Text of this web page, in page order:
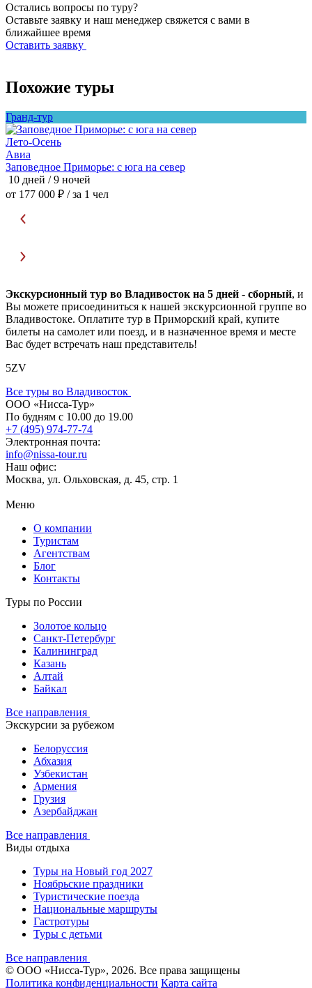
Остались вопросы по туру?
Оставьте заявку и наш менеджер свяжется с вами в
ближайшее время
Оставить заявку
Похожие туры
Гранд-тур
Лето-Осень
Авиа
Заповедное Приморье: с юга на север
10 дней / 9 ночей
от 177 000 ₽ / за 1 чел
Экскурсионный тур во Владивосток на 5 дней - сборный, и
Вы можете присоединиться к нашей экскурсионной группе во
Владивостоке. Оплатите тур в Приморский край, купите
билеты на самолет или поезд, и в назначенное время и месте
Вас будет встречать наш представитель!
5ZV
Все туры во Владивосток
ООО «Нисса-Тур»
По будням с 10.00 до 19.00
+7 (495) 974-77-74
Электронная почта:
info@nissa-tour.ru
Наш офис:
Москва, ул. Ольховская, д. 45, стр. 1
Меню
О компании
Туристам
Агентствам
Блог
Контакты
Туры по России
Золотое кольцо
Санкт-Петербург
Калининград
Казань
Алтай
Байкал
Все направления
Экскурсии за рубежом
Белоруссия
Абхазия
Узбекистан
Армения
Грузия
Азербайджан
Все направления
Виды отдыха
Туры на Новый год 2027
Ноябрьские праздники
Туристические поезда
Национальные маршруты
Гастротуры
Туры с детьми
Все направления
© ООО «Нисса-Тур», 2026. Все права защищены
Политика конфиденциальности Карта сайта